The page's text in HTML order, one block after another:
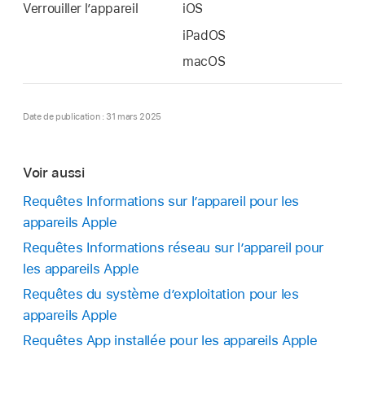
Verrouiller l’appareil
iOS
iPadOS
macOS
Date de publication : 31 mars 2025
Voir aussi
Requêtes Informations sur l’appareil pour les
appareils Apple
Requêtes Informations réseau sur l’appareil pour
les appareils Apple
Requêtes du système dʼexploitation pour les
appareils Apple
Requêtes App installée pour les appareils Apple